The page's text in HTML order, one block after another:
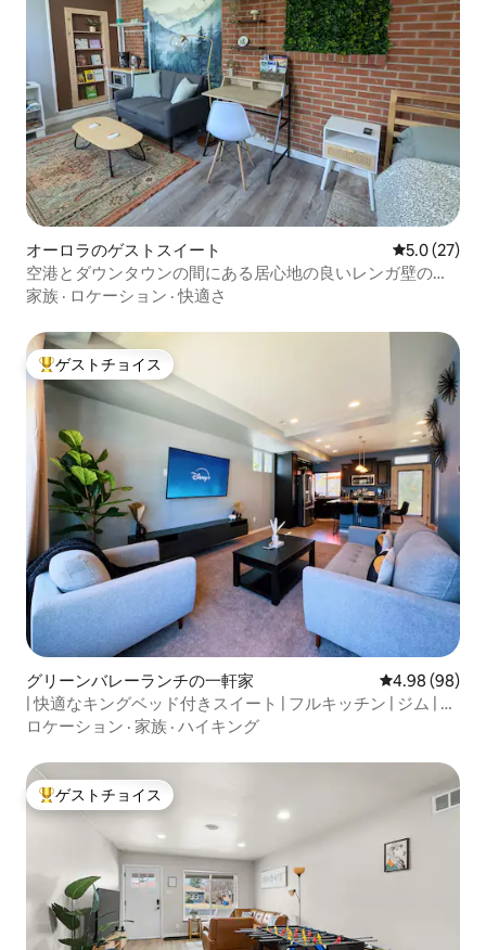
オーロラのゲストスイート レビュー27
5.0 (27)
空港とダウンタウンの間にある居心地の良いレンガ壁のワ
ンルーム
家族 · ロケーション ·快適さ
大好評のゲストチョイスです。
ゲストチョイス
グリーンバレーランチの一軒家 レビュー98件
4.98 (98)
| 快適なキングベッド付きスイート | フルキッチン | ジム | そ
の他いろいろ！
ロケーション · 家族 · ハイキング
大好評のゲストチョイスです。
ゲストチョイス